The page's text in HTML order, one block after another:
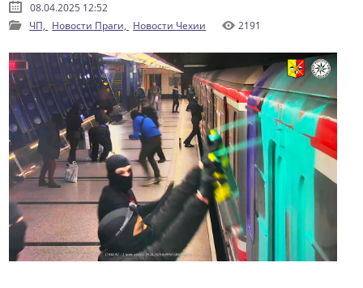
08.04.2025 12:52
ЧП, Новости Праги, Новости Чехии 2191